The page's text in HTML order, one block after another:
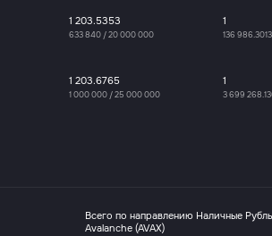
1 203.5353
633 840 /20 000 000
1
136 986.3013
1 203.6765
1 000 000 /25 000 000
1
3 699
Всего по направлению Наличные
Avalanche (AVAX)